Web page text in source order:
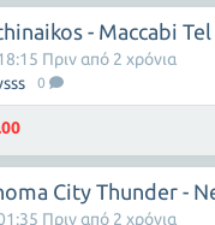
- Maccabi
0
Πριν από 2 χρόνια
Πριν από 2 χρόνια